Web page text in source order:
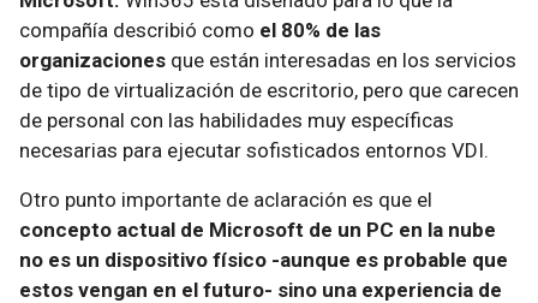
compañía describió como el 80% de las
organizaciones que están interesadas en los servicios
de tipo de virtualización de escritorio, pero que carecen
de personal con las habilidades muy específicas
necesarias para ejecutar sofisticados entornos VDI.
Otro punto importante de aclaración es que el
concepto actual de Microsoft de un PC en la nube
no es un dispositivo físico -aunque es probable que
estos vengan en el futuro- sino una experiencia de